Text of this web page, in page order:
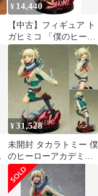
¥ 14,440
【中古】フィギュア ト
ガヒミコ 「僕のヒーロ
ーアカデミア」 1/8
PVC製塗装済み完成品
¥31,528
未開封 タカラトミー 僕
のヒーローアカデミア
トガヒミコ 1/8 フィギ
ュア